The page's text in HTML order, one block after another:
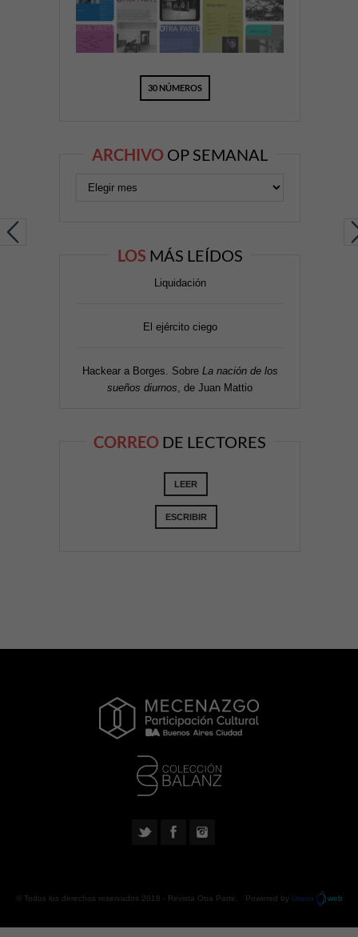
30 NÚMEROS
ARCHIVO OP SEMANAL
LOS MÁS LEÍDOS
Liquidación
El ejército ciego
Hackear a Borges. Sobre La nación de los
sueños diurnos , de Juan Mattio
CORREO DE LECTORES
LEER
ESCRIBIR
© Todos los derechos reservados 2018 - Revista Otra Parte . Powered by Urano web